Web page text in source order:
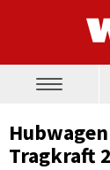
Toggle
Tragkraft